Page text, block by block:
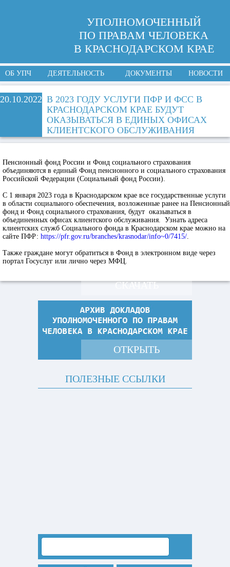
УПОЛНОМОЧЕННЫЙ
ПО ПРАВАМ ЧЕЛОВЕКА
В КРАСНОДАРСКОМ КРАЕ
ОБ УПЧ ДЕЯТЕЛЬНОСТЬ ДОКУМЕНТЫ НОВОСТИ
20.10.2022 В 2023 ГОДУ УСЛУГИ ПФР И ФСС В
КРАСНОДАРСКОМ КРАЕ БУДУТ
ОКАЗЫВАТЬСЯ В ЕДИНЫХ ОФИСАХ
КЛИЕНТСКОГО ОБСЛУЖИВАНИЯ
Пенсионный фонд России и Фонд социального страхования
объединяются в единый Фонд пенсионного и социального страхования
Российской Федерации (Социальный фонд России).
С 1 января 2023 года в Краснодарском крае все государственные услуги
в области социального обеспечения, возложенные ранее на Пенсионный
фонд и Фонд социального страхования, будут оказываться в
объединенных офисах клиентского обслуживания. Узнать адреса
клиентских служб Социального фонда в Краснодарском крае можно на
сайте ПФР: https://pfr.gov.ru/branches/krasnodar/info~0/7415/.
Также граждане могут обратиться в Фонд в электронном виде через
портал Госуслуг или лично через МФЦ.
СКАЧАТЬ
ОТКРЫТЬ
ПОЛЕЗНЫЕ ССЫЛКИ